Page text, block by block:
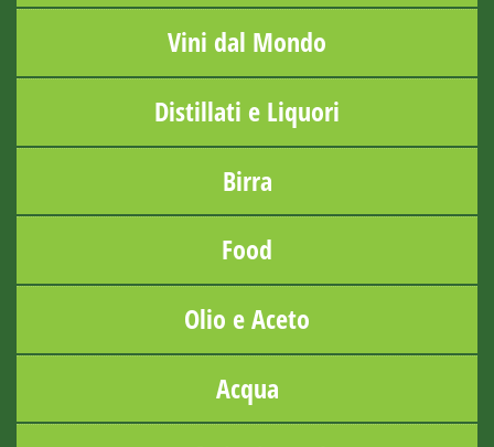
Vini dal Mondo
Distillati e Liquori
Birra
Food
Olio e Aceto
Acqua